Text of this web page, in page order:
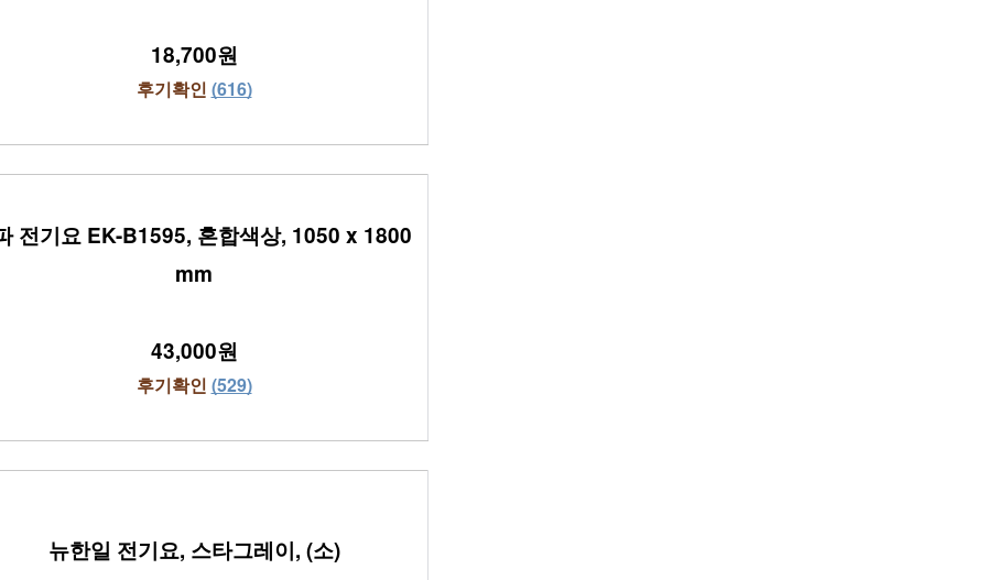
18,700원
후기확인 (616)
전기요 EK-B1595, 혼합색상, 1050 x 1800
mm
43,000원
후기확인 (529)
뉴한일 전기요, 스타그레이, (소)